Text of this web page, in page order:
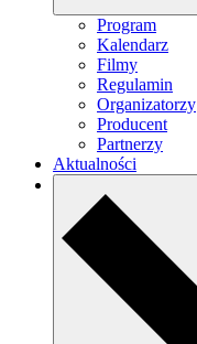
Program
Kalendarz
Filmy
Regulamin
Organizatorzy
Producent
Partnerzy
Aktualności